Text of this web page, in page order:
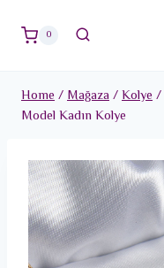
0
Home/Mağaza/Kolye/
Model Kadın Kolye